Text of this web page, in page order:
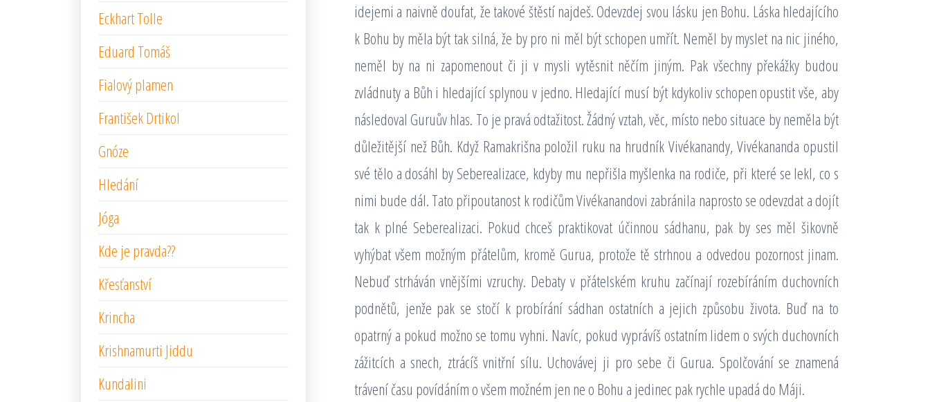
idejemi a naivně doufat, že takové štěstí najdeš. Odevzdej svou lásku jen Bohu. Láska hledajícího
k Bohu by měla být tak silná, že by pro ni měl být schopen umřít. Neměl by myslet na nic jiného,
neměl by na ni zapomenout či ji v mysli vytěsnit něčím jiným. Pak všechny překážky budou
zvládnuty a Bůh i hledající splynou v jedno. Hledající musí být kdykoliv schopen opustit vše, aby
následoval Guruův hlas. To je pravá odtažitost. Žádný vztah, věc, místo nebo situace by neměla být
důležitější než Bůh. Když Ramakrišna položil ruku na hrudník Vivékanandy, Vivékananda opustil
své tělo a dosáhl by Seberealizace, kdyby mu nepřišla myšlenka na rodiče, při které se lekl, co s
nimi bude dál. Tato připoutanost k rodičům Vivékanandovi zabránila naprosto se odevzdat a dojít
tak k plné Seberealizaci. Pokud chceš praktikovat účinnou sádhanu, pak by ses měl šikovně
vyhýbat všem možným přátelům, kromě Gurua, protože tě strhnou a odvedou pozornost jinam.
Nebuď strháván vnějšími vzruchy. Debaty v přátelském kruhu začínají rozebíráním duchovních
podnětů, jenže pak se stočí k probírání sádhan ostatních a jejich způsobu života. Buď na to
opatrný a pokud možno se tomu vyhni. Navíc, pokud vyprávíš ostatním lidem o svých duchovních
zážitcích a snech, ztrácíš vnitřní sílu. Uchovávej ji pro sebe či Gurua. Spolčování se znamená
trávení času povídáním o všem možném jen ne o Bohu a jedinec pak rychle upadá do Máji.
Eckhart Tolle
Eduard Tomáš
Fialový plamen
František Drtikol
Gnóze
Hledání
Jóga
Kde je pravda??
Křesťanství
Krincha
Krishnamurti Jiddu
Kundalini